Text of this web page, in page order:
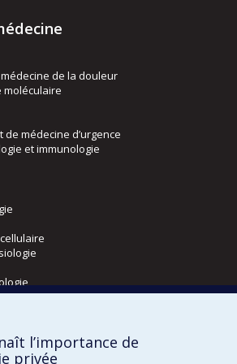
de la douleur
moléculaire
médecine d’urgence
et immunologie
et médecine nucléaire
l’importance de
privée